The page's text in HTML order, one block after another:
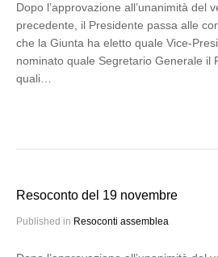
Dopo l’approvazione all’unanimità del
precedente, il Presidente passa alle
che la Giunta ha eletto quale Vice-
nominato quale Segretario Generale il
quali…
Resoconto del 19 novembre
Published in Resoconti assemblea